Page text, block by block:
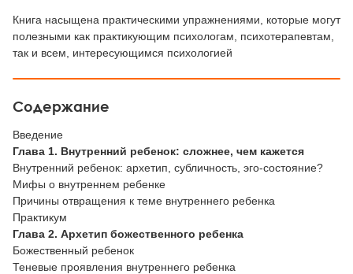
Книга насыщена практическими упражнениями, которые могут
полезными как практикующим психологам, психотерапевтам,
так и всем, интересующимся психологией
Содержание
Введение
Глава 1. Внутренний ребенок: сложнее, чем кажется
Внутренний ребенок: архетип, субличность, эго-состояние?
Мифы о внутреннем ребенке
Причины отвращения к теме внутреннего ребенка
Практикум
Глава 2. Архетип божественного ребенка
Божественный ребенок
Теневые проявления внутреннего ребенка